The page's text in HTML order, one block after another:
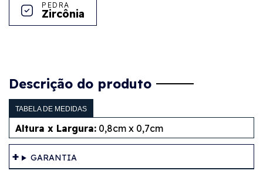
PEDRA
Zircônia
Descrição do produto
TABELA DE MEDIDAS
Altura x Largura: 0,8cm x 0,7cm
GARANTIA